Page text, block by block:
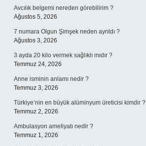
Avcılık belgemi nereden görebilirim ?
Ağustos 5, 2026
7 numara Olgun Şimşek neden ayrıldı ?
Ağustos 3, 2026
3 ayda 20 kilo vermek sağlıklı mıdır ?
Temmuz 24, 2026
Anne isminin anlamı nedir ?
Temmuz 3, 2026
Türkiye’nin en büyük alüminyum üreticisi kimdir ?
Temmuz 2, 2026
Ambulasyon ameliyatı nedir ?
Temmuz 1, 2026